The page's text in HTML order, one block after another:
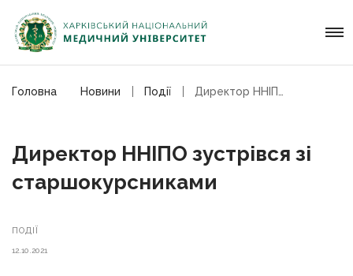
Головна Новини Події
Директор ННІПО зустрівся зі
старшокурсниками
ПОДІЇ
12.10.2021